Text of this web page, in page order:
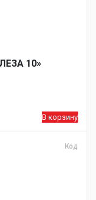
10»
В корзину
Код